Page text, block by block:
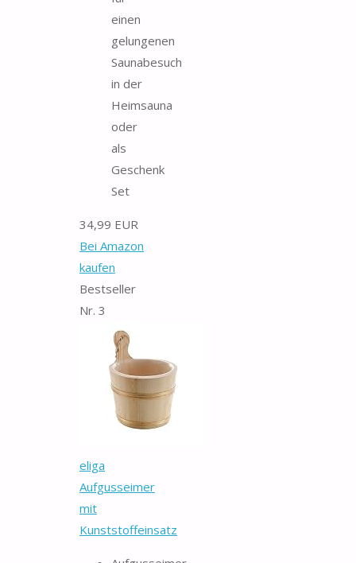
einen
gelungenen
Saunabesuch
in der
Heimsauna
oder
als
Geschenk
Set
34,99 EUR
Bei Amazon
kaufen
Bestseller
Nr. 3
eliga
Aufgusseimer
mit
Kunststoffeinsatz